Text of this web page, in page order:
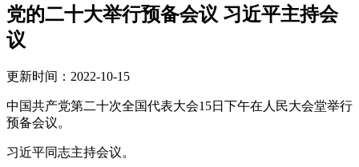
党的二十大举行预备会议 习近平主持会
议
更新时间：2022-10-15
中国共产党第二十次全国代表大会15日下午在人民大会堂举行
预备会议。
习近平同志主持会议。